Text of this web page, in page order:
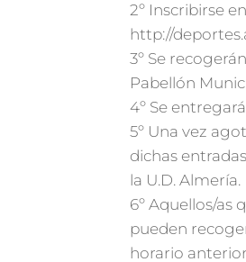
2º Inscribirse
http://
3º Se
Pabellón
4º Se
5º Una vez
dichas
la U.D. Almería.
6º Aquellos/as
pueden
horario